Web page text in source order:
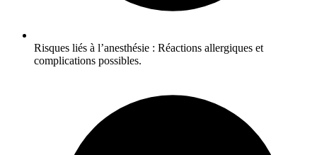
Risques liés à l’anesthésie : Réactions allergiques et
complications possibles.